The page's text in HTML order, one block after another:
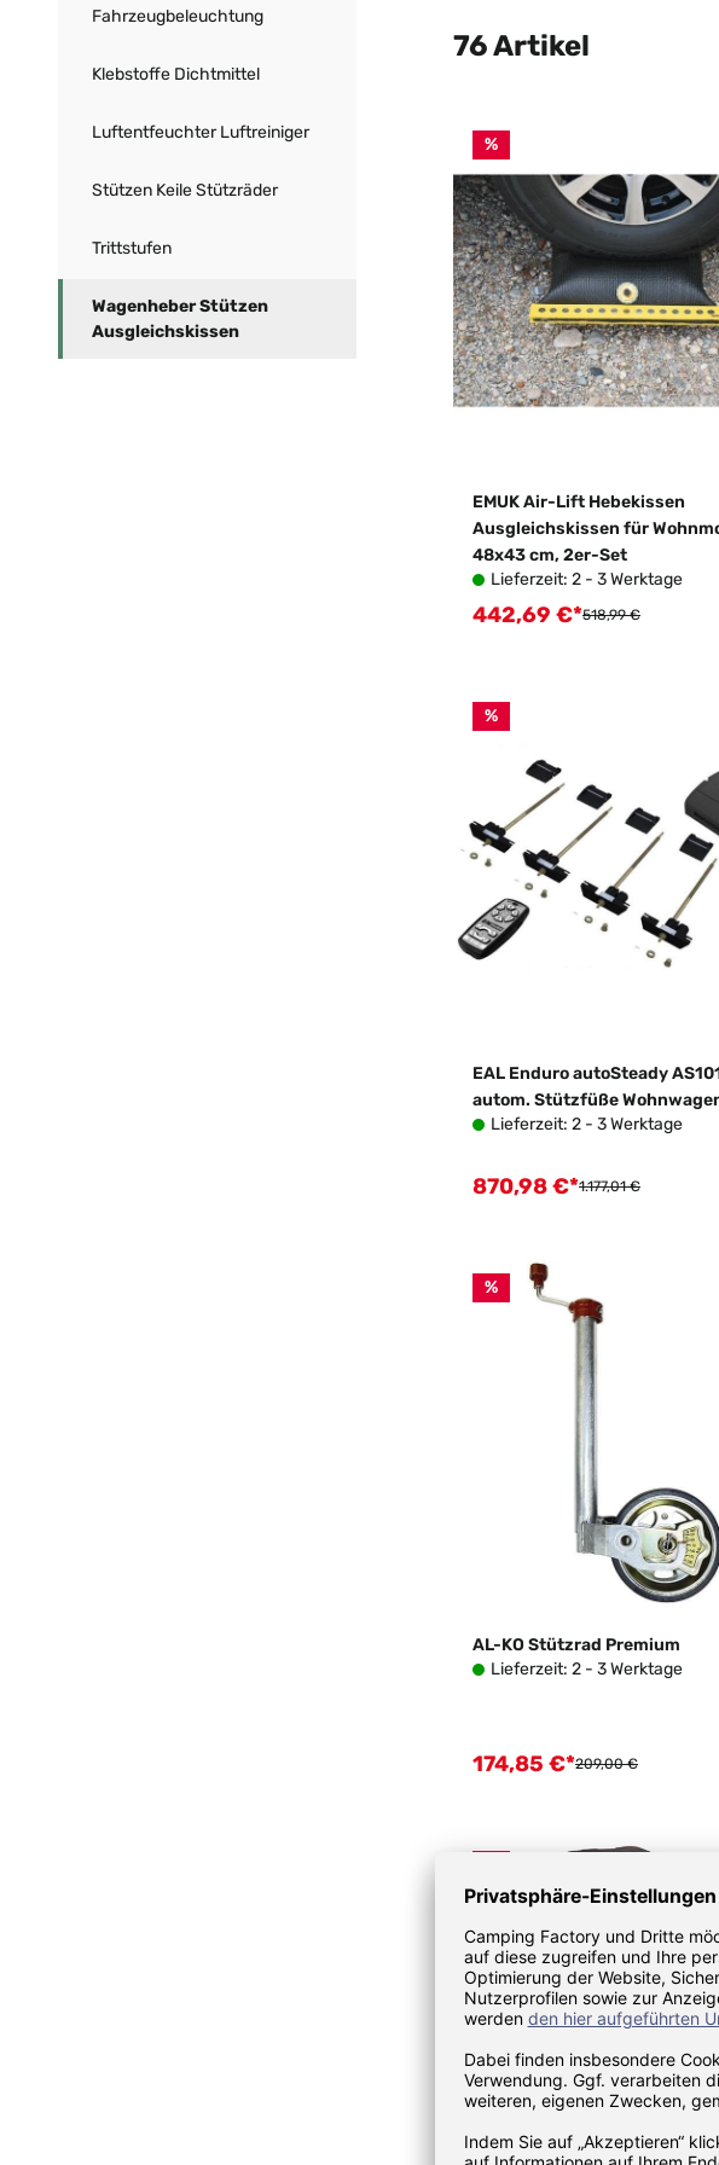
Fahrzeugbeleuchtung
Klebstoffe Dichtmittel
Luftentfeuchter Luftreiniger
Stützen Keile Stützräder
Trittstufen
Wagenheber Stützen
Ausgleichskissen
76 Artikel
%
EMUK Air-Lift Hebekissen
Ausgleichskissen für
48x43 cm, 2er-Set
Lieferzeit: 2 - 3 Werktage
Verkaufspreis:
442,69 €*Regulärer Preis:
518,99 €
%
EAL Enduro autoSteady
autom. Stützfüße
Lieferzeit: 2 - 3 Werktage
Verkaufspreis:
870,98 €*Regulärer Preis:
1.177,01 €
%
AL-KO Stützrad Premium
Lieferzeit: 2 - 3 Werktage
Verkaufspreis:
174,85 €*Regulärer Preis:
209,00 €